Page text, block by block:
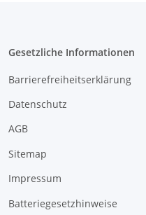
Gesetzliche Informationen
Barrierefreiheitserklärung
Datenschutz
AGB
Sitemap
Impressum
Batteriegesetzhinweise